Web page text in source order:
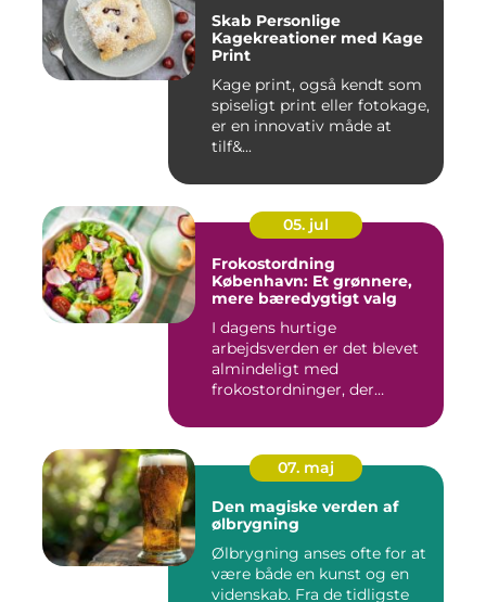
Skab Personlige
Kagekreationer med Kage
Print
Kage print, også kendt som
spiseligt print eller fotokage,
er en innovativ måde at
tilf&...
05. jul
Frokostordning
København: Et grønnere,
mere bæredygtigt valg
I dagens hurtige
arbejdsverden er det blevet
almindeligt med
frokostordninger, der
07. maj
Den magiske verden af
ølbrygning
Ølbrygning anses ofte for at
være både en kunst og en
videnskab. Fra de tidligste